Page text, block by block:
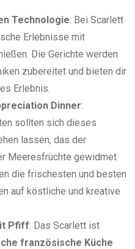
Technologie: Bei Scarlett
Erlebnisse mit
Die Gerichte werden
zubereitet und bieten dir
Erlebnis.
Dinner:
sollten sich dieses
lassen, das der
Meeresfrüchte gewidmet
die frischesten und besten
auf köstliche und kreative
Pfiff: Das Scarlett ist
französische Küche